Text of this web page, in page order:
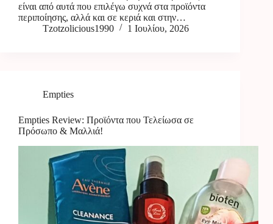
είναι από αυτά που επιλέγω συχνά στα προϊόντα
περιποίησης, αλλά και σε κεριά και στην…
Tzotzolicious1990
1 Ιουλίου, 2026
Empties
Empties Review: Προϊόντα που Τελείωσα σε
Πρόσωπο & Μαλλιά!